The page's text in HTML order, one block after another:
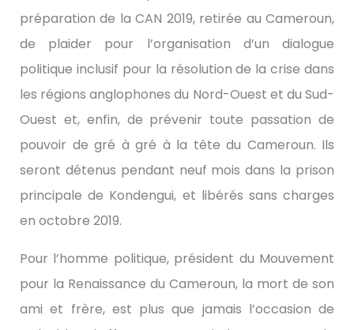
préparation de la CAN 2019, retirée au Cameroun,
de plaider pour l’organisation d’un dialogue
politique inclusif pour la résolution de la crise dans
les régions anglophones du Nord-Ouest et du Sud-
Ouest et, enfin, de prévenir toute passation de
pouvoir de gré à gré à la tête du Cameroun. Ils
seront détenus pendant neuf mois dans la prison
principale de Kondengui, et libérés sans charges
en octobre 2019.
Pour l’homme politique, président du Mouvement
pour la Renaissance du Cameroun, la mort de son
ami et frère, est plus que jamais l’occasion de